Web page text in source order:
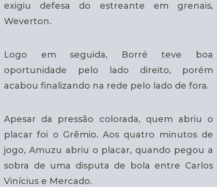
exigiu defesa do estreante em grenais,
Weverton.
Logo em seguida, Borré teve boa
oportunidade pelo lado direito, porém
acabou finalizando na rede pelo lado de fora.
Apesar da pressão colorada, quem abriu o
placar foi o Grêmio. Aos quatro minutos de
jogo, Amuzu abriu o placar, quando pegou a
sobra de uma disputa de bola entre Carlos
Vinícius e Mercado.